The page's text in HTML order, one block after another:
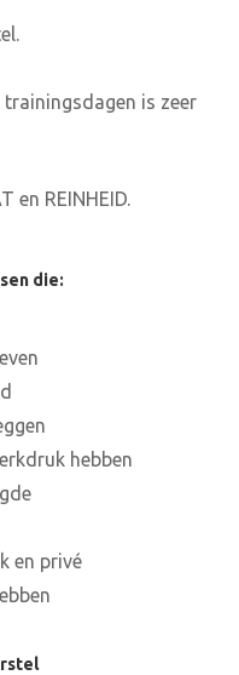
is zeer
en REINHEID.
die:
hebben
en privé